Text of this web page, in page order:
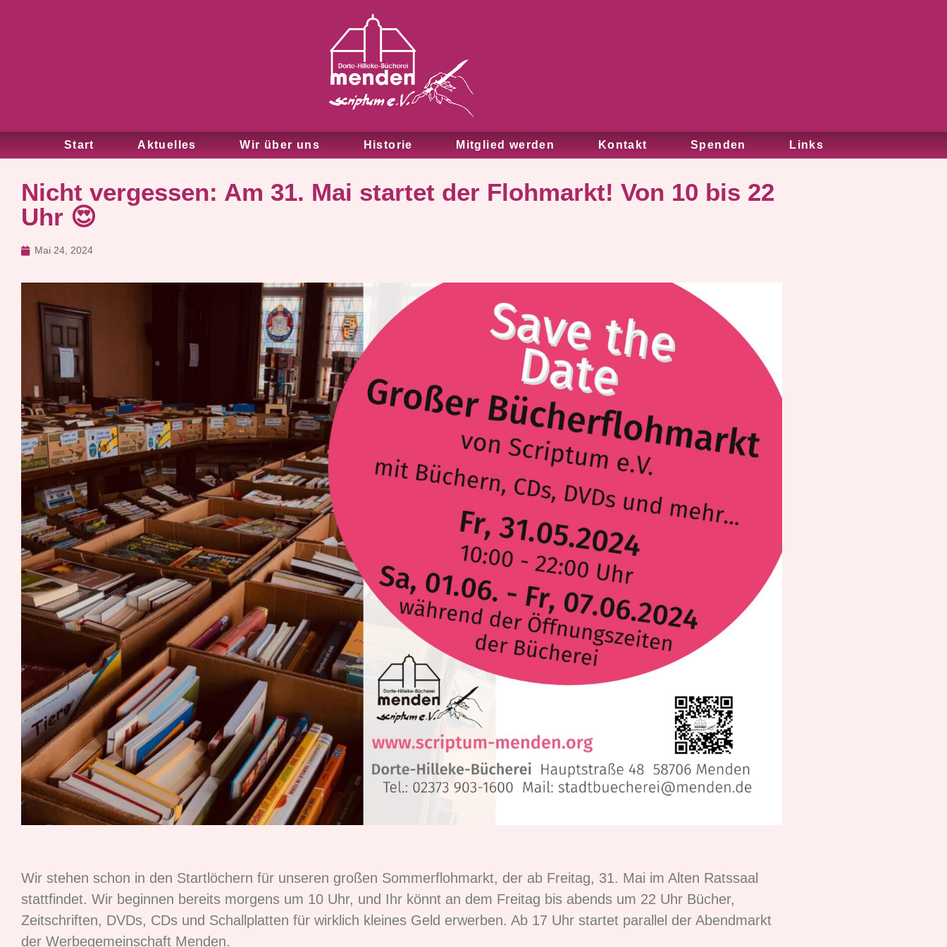
Start Aktuelles Wir über uns Historie Mitglied werden Kontakt Spenden Links
Nicht vergessen: Am 31. Mai startet der Flohmarkt! Von 10 bis 22
Uhr 😍
Mai 24, 2024
Wir stehen schon in den Startlöchern für unseren großen Sommerflohmarkt, der ab Freitag, 31. Mai im Alten Ratssaal
stattfindet. Wir beginnen bereits morgens um 10 Uhr, und Ihr könnt an dem Freitag bis abends um 22 Uhr Bücher,
Zeitschriften, DVDs, CDs und Schallplatten für wirklich kleines Geld erwerben. Ab 17 Uhr startet parallel der Abendmarkt
der Werbegemeinschaft Menden.